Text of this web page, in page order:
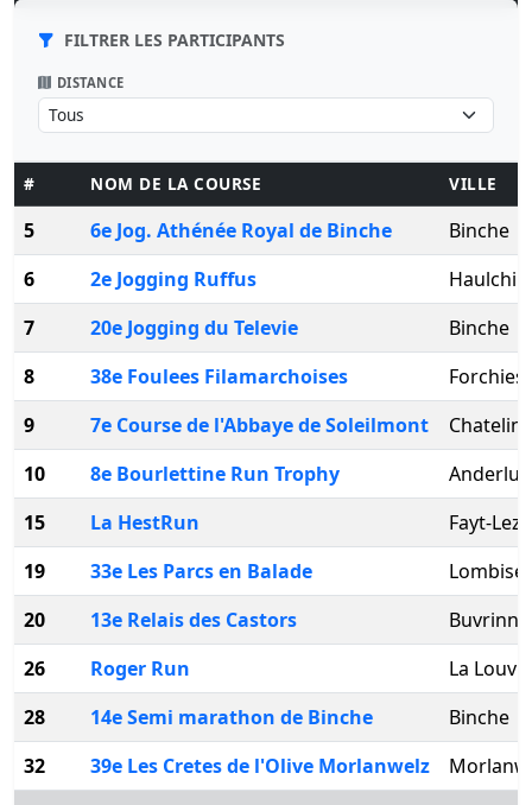
FILTRER LES PARTICIPANTS
DISTANCE
# NOM DE LA COURSE VILLE
5 6e Jog. Athénée Royal de Binche
Binche
6
2e Jogging Ruffus
Haulchin
7
20e Jogging du Televie
Binche
8
38e Foulees Filamarchoises
9
7e Course de l'Abbaye de Soleilmont
10
8e Bourlettine Run Trophy
15
La HestRun
Fayt-
19
33e Les Parcs en Balade
Lombise
20
13e Relais des Castors
26
Roger Run
La
28
14e Semi marathon de Binche
Binche
32
39e Les Cretes de l'Olive Morlanwelz